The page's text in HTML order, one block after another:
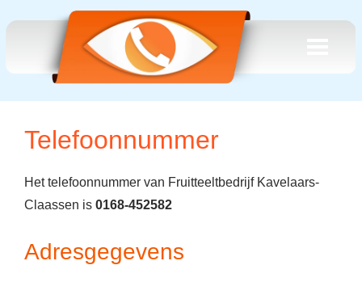
Telefoonnummer
Het telefoonnummer van Fruitteeltbedrijf Kavelaars-
Claassen is 0168-452582
Adresgegevens